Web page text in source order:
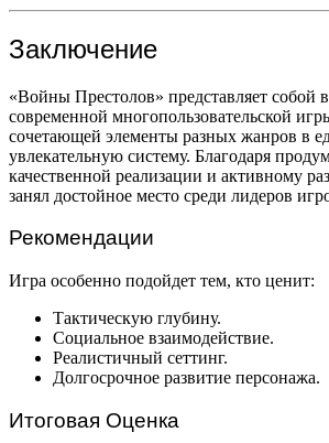
Заключение
«Войны Престолов» представляет
современной многопользовательской
сочетающей элементы разных жанров в
увлекательную систему. Благодаря
качественной реализации и активному
занял достойное место среди лидеров
Рекомендации
Игра особенно подойдет тем, кто ценит:
Тактическую глубину.
Социальное взаимодействие.
Реалистичный сеттинг.
Долгосрочное развитие персонажа.
Итоговая Оценка